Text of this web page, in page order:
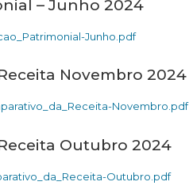
– Junho 2024
Junho.pdf
Novembro 2024
Novembro.pdf
Outubro 2024
Outubro.pdf